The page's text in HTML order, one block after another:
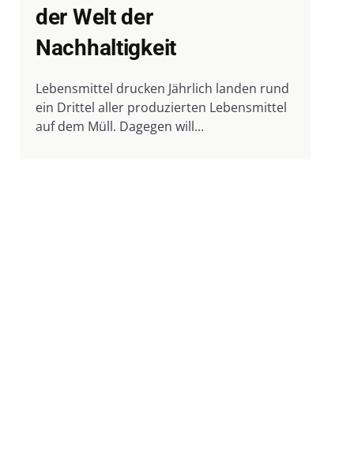
der Welt der
Nachhaltigkeit
Lebensmittel drucken Jährlich landen rund
ein Drittel aller produzierten Lebensmittel
auf dem Müll. Dagegen will...